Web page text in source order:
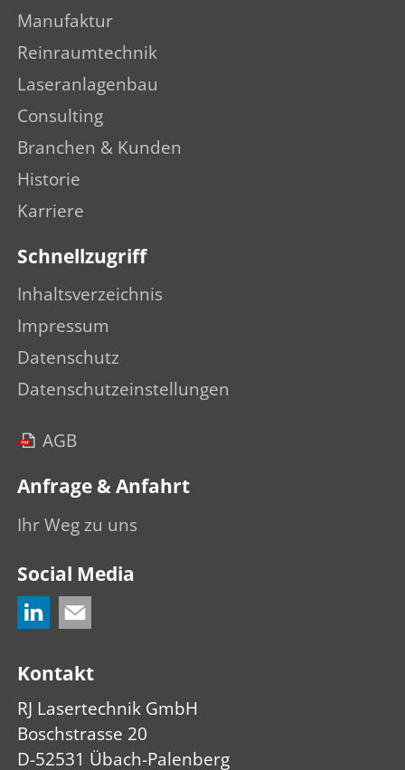
Manufaktur
Reinraumtechnik
Laseranlagenbau
Consulting
Branchen & Kunden
Historie
Karriere
Schnellzugriff
Inhaltsverzeichnis
Impressum
Datenschutz
Datenschutzeinstellungen
AGB
Anfrage & Anfahrt
Ihr Weg zu uns
Social Media
Kontakt
RJ Lasertechnik GmbH
Boschstrasse 20
D-52531 Übach-Palenberg